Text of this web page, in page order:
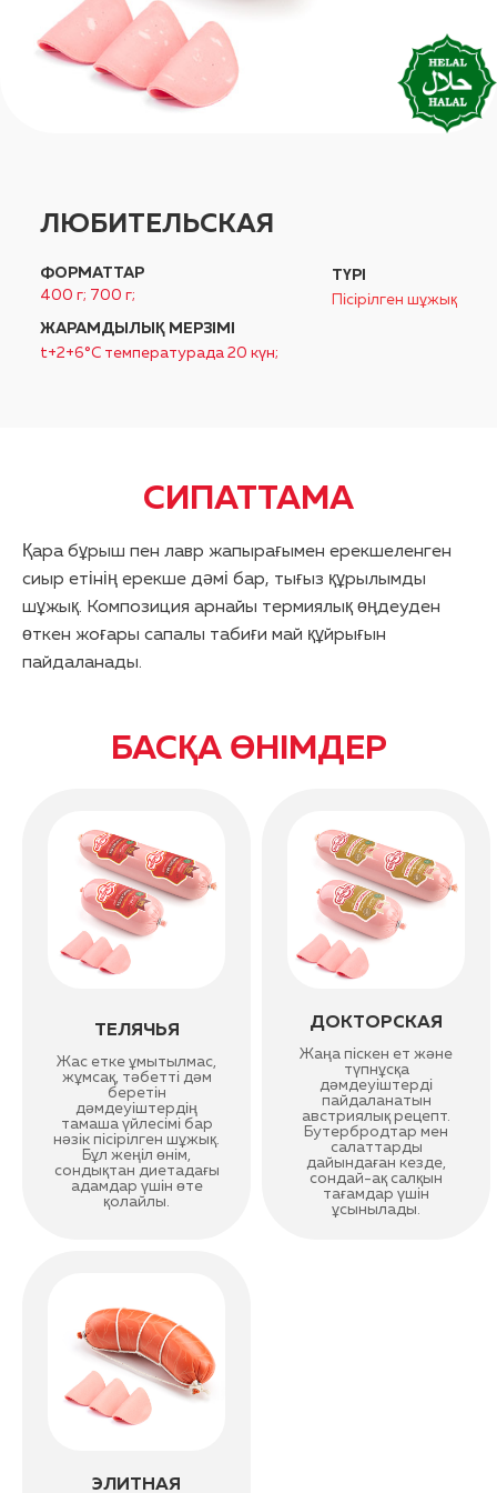
ЛЮБИТЕЛЬСКАЯ
ФОРМАТТАР
400 г; 700 г;
ТҮРІ
Пісірілген шұжық
ЖАРАМДЫЛЫҚ МЕРЗІМІ
t+2+6°C температурада 20 күн;
СИПАТТАМА
Қара бұрыш пен лавр жапырағымен ерекшеленген
сиыр етінің ерекше дәмі бар, тығыз құрылымды
шұжық. Композиция арнайы термиялық өңдеуден
өткен жоғары сапалы табиғи май құйрығын
пайдаланады.
БАСҚА ӨНІМДЕР
ТЕЛЯЧЬЯ
Жас етке ұмытылмас,
жұмсақ, тәбетті дәм
беретін
дәмдеуіштердің
тамаша үйлесімі бар
нәзік пісірілген шұжық.
Бұл жеңіл өнім,
сондықтан диетадағы
адамдар үшін өте
қолайлы.
ДОКТОРСКАЯ
Жаңа піскен ет және
түпнұсқа
дәмдеуіштерді
пайдаланатын
австриялық рецепт.
Бутербродтар мен
салаттарды
дайындаған кезде,
сондай-ақ салқын
тағамдар үшін
ұсынылады.
ЭЛИТНАЯ